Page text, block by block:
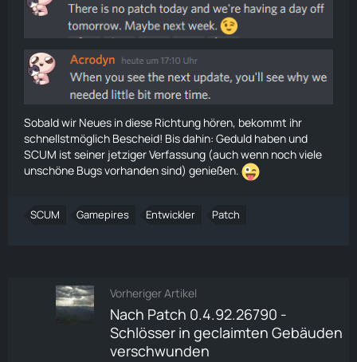
Sobald wir Neues in diese Richtung hören, bekommt ihr
schnellstmöglich Bescheid! Bis dahin: Geduld haben und
SCUM ist seiner jetziger Verfassung (auch wenn noch viele
unschöne Bugs vorhanden sind) genießen.
SCUM Gamepires Entwickler Patch
Vorheriger Artikel
Nach Patch 0.4.92.26790 -
Schlösser in geclaimten Gebäuden
verschwunden